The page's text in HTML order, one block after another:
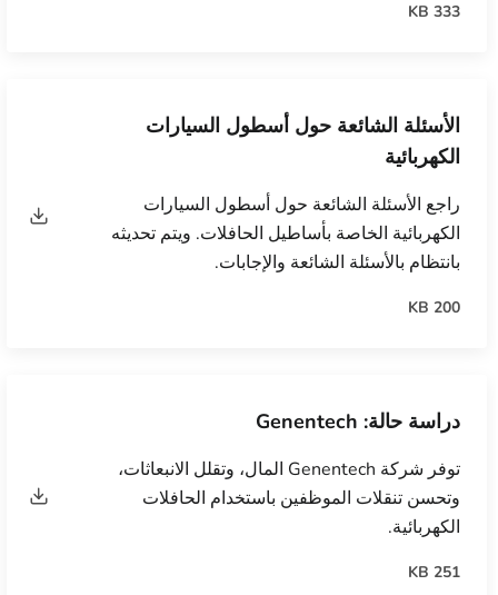
333 KB
الأسئلة الشائعة حول أسطول السيارات
الكهربائية
راجع الأسئلة الشائعة حول أسطول السيارات
الكهربائية الخاصة بأساطيل الحافلات. ويتم تحديثه
بانتظام بالأسئلة الشائعة والإجابات.
200 KB
دراسة حالة: Genentech
توفر شركة Genentech المال، وتقلل الانبعاثات،
وتحسن تنقلات الموظفين باستخدام الحافلات
الكهربائية.
251 KB